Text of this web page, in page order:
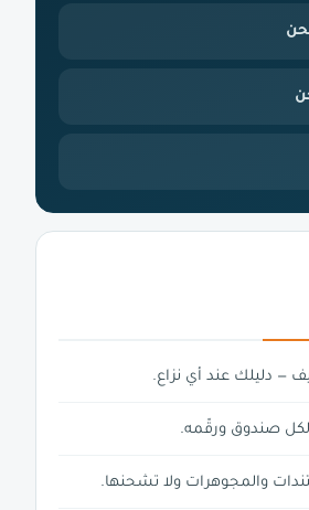
— دليلك عند أي نزاع.
لكل صندوق ورقّمه.
والمجوهرات ولا تشحنها.